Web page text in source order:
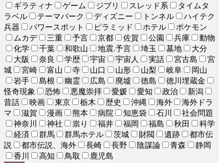
ギラティナ
ゲーム ジブリ スレッド系
タイムタ
ラベル
テーマパーク ディズニー トンネル
ハイテク
兵器
パワースポット ピラミッド ホテル
ポケモン
ムカデ
三重 予言 京都 佐賀 公園 兵庫
動物
化学
千葉 和歌山 地震.予言 埼玉 墓地
大分
大阪
奈良 学歴 宇宙 宇宙人 実話 宮古島
宮
城
宮崎 富山 寺 山口 山形 山梨 岐阜
岡山
岩手
島根 幽霊 広島 廃墟 徳島
徳川埋蔵金
怪奇現象
恐怖 悪魔崇拝 愛媛 愛知 政治
新潟
昔話
映画 東京 栃木 歴史 沖縄 海外
海外ドラ
マ
滋賀 漫画 熊本 病院 知恵袋 石川
社会問題
神奈川
神社 祟り 福井 福岡 福島 秋田
科学
経済
群馬 群馬ホテル 茨城 財閥 遺跡
都市伝
説
都市伝説、海外 長崎 長野 陰謀論 青森
静岡
香川
高知 鳥取 鹿児島